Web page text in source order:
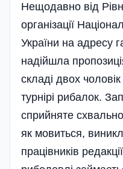
Нещодавно від
організації
України на адре­су
надійшла
складі двох
турнірі рибалок.
сприйняте
як мовиться,
працівників